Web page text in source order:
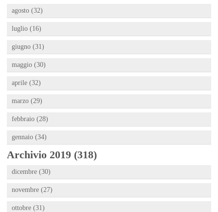
agosto (32)
luglio (16)
giugno (31)
maggio (30)
aprile (32)
marzo (29)
febbraio (28)
gennaio (34)
Archivio 2019 (318)
dicembre (30)
novembre (27)
ottobre (31)